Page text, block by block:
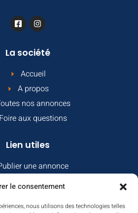
le consentement
nous utilisons des technologies telles
La société
Accueil
A propos
nos annonces
Foire aux questions
Lien utiles
une annonce
ça marche
Contact